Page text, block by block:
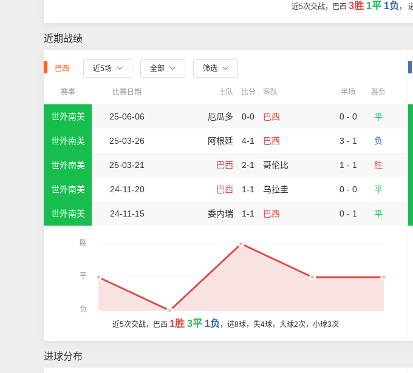
近5次交战，巴西 3胜 1平 1负 ，
近期战绩
巴西 近5场 全部 筛选
赛事 比赛日期 主队 比分 客队 半场 胜负
世外南美 25-06-06 厄瓜多 0-0 巴西 0 - 0 平
世外南美 25-03-26 阿根廷 4-1 巴西 3 - 1 负
世外南美 25-03-21 巴西 2-1 哥伦比 1 - 1 胜
世外南美 24-11-20 巴西 1-1 乌拉圭 0 - 0 平
世外南美 24-11-15 委内瑞 1-1 巴西 0 - 1 平
胜
平
负
近5次交战，巴西 1胜 3平 1负 ，进8球，失4球，大球2次，小球3次
进球分布